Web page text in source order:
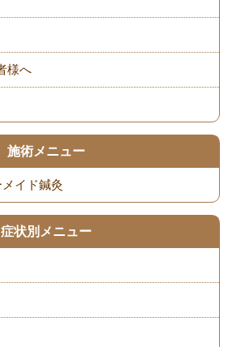
施術メニュー
症状別メニュー